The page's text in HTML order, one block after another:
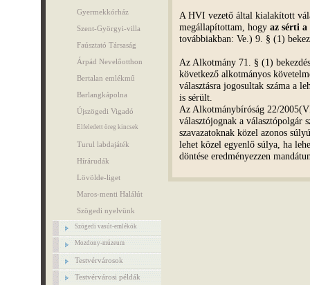
Gyermekkórház
Szent-Györgyi-villa
Faúsztató Társaság
Árpád Nevelőotthon
Bertalan emlékmű
Barlangkápolna
Újszögedi Vigadó
Elfeledett öreg kincsek
Turul labdajáték
Hírárudák
Lövölde-liget
Maros-menti Halálút
Szögedi nyelvünk
Szögedi vasút-emlékök
Mozdony-múzeum
Testvérvárosok
Testvérvárosi példák
A HVI vezető által kialakított
megállapítottam, hogy az sérti a
továbbiakban: Ve.) 9. § (1)
Az Alkotmány 71. § (1)
következő alkotmányos
választásra jogosultak száma a
is sérült.
Az Alkotmánybíróság 22/
választójognak a választópolgár
szavazatoknak közel azonos
lehet közel egyenlő súlya, ha
döntése eredményezzen